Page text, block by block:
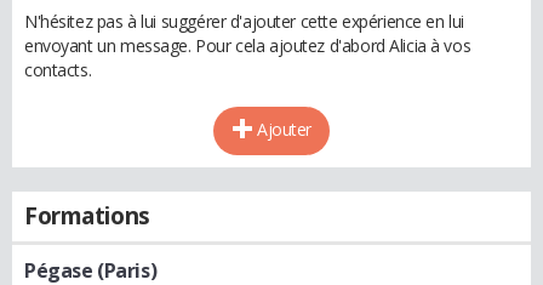
N'hésitez pas à lui suggérer d'ajouter cette expérience en lui
envoyant un message. Pour cela ajoutez d'abord Alicia à vos
contacts.
Ajouter
Formations
Pégase (Paris)